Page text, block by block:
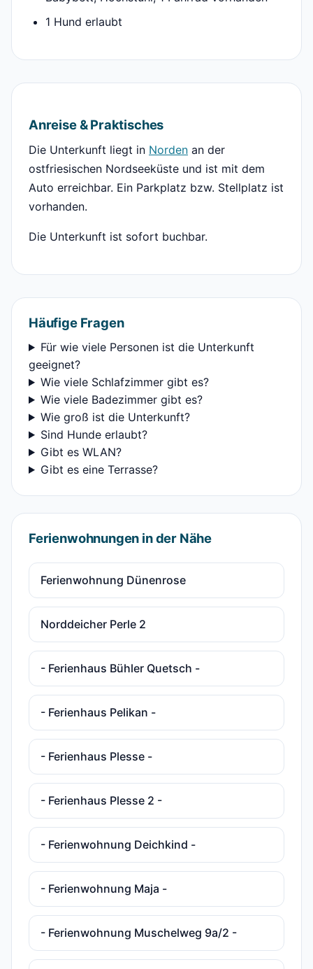
1 Hund erlaubt
Anreise & Praktisches
Die Unterkunft liegt in Norden an der
ostfriesischen Nordseeküste und ist mit dem
Auto erreichbar. Ein Parkplatz bzw. Stellplatz ist
vorhanden.
Die Unterkunft ist sofort buchbar.
Häufige Fragen
Für wie viele Personen ist die Unterkunft
geeignet?
Wie viele Schlafzimmer gibt es?
Wie viele Badezimmer gibt es?
Wie groß ist die Unterkunft?
Sind Hunde erlaubt?
Gibt es WLAN?
Gibt es eine Terrasse?
Ferienwohnungen in der Nähe
Ferienwohnung Dünenrose
Norddeicher Perle 2
- Ferienhaus Bühler Quetsch -
- Ferienhaus Pelikan -
- Ferienhaus Plesse -
- Ferienhaus Plesse 2 -
- Ferienwohnung Deichkind -
- Ferienwohnung Maja -
- Ferienwohnung Muschelweg 9a/2 -